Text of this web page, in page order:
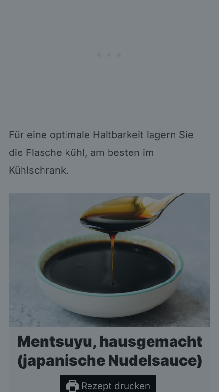
Für eine optimale Haltbarkeit lagern Sie
die Flasche kühl, am besten im
Kühlschrank.
Mentsuyu, hausgemacht
(japanische Nudelsauce)
Rezept drucken